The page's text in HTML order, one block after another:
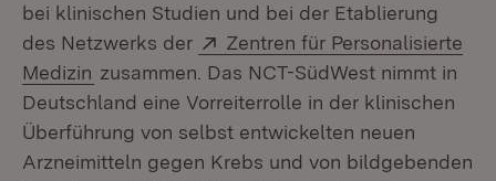
bei klinischen Studien und bei der Etablierung
des Netzwerks der
Extern:
Zentren für Personalisierte
Medizin (Öffnet in neuem Fenster)
zusammen. Das NCT-SüdWest nimmt in
Deutschland eine Vorreiterrolle in der klinischen
Überführung von selbst entwickelten neuen
Arzneimitteln gegen Krebs und von bildgebenden